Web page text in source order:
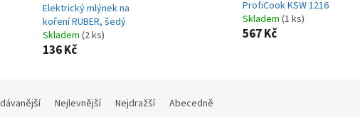
Elektrický mlýnek na
koření RUBER, šedý
Skladem (2 ks)
136 Kč
ProfiCook KSW 1216
Skladem (1 ks)
567 Kč
Nejlevnější Nejdražší Abecedně